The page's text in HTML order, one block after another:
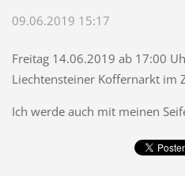
09.06.2019 15:17
Freitag 14.06.2019 ab 17:00
Liechtensteiner Koffernarkt im
Ich werde auch mit meinen